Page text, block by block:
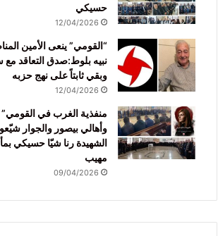
حسيكي
12/04/2026
“القومي” ينعى الأمين
نبيه بلوط:صدق التعاقد مع
وبقي ثابتاً على نهج حزبه
12/04/2026
منفذية الغرب في القومي”
وأهالي بيصور والجوار
الشهيدة رنا شيّا حسيكي
مهيب
09/04/2026